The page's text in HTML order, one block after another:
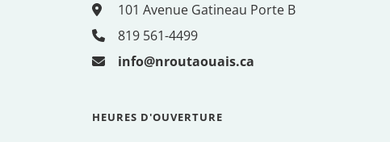
101 Avenue Gatineau Porte B
819 561-4499
info@nroutaouais.ca
HEURES D'OUVERTURE